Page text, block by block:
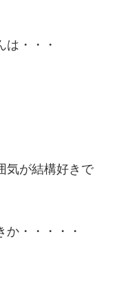
・・・
気が結構好きで
・・・・・